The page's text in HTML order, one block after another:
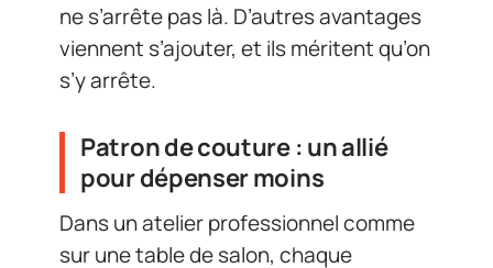
ne s’arrête pas là. D’autres avantages
viennent s’ajouter, et ils méritent qu’on
s’y arrête.
Patron de couture : un allié
pour dépenser moins
Dans un atelier professionnel comme
sur une table de salon, chaque